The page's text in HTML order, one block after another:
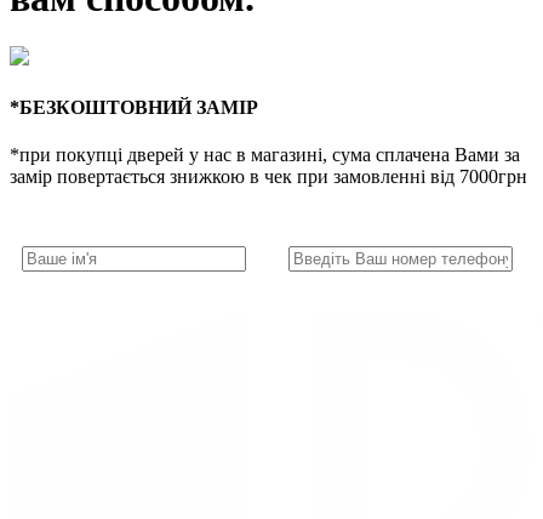
*БЕЗКОШТОВНИЙ ЗАМІР
*при покупці дверей у нас в магазині, сума сплачена Вами за
замір повертається знижкою в чек при замовленні від 7000грн